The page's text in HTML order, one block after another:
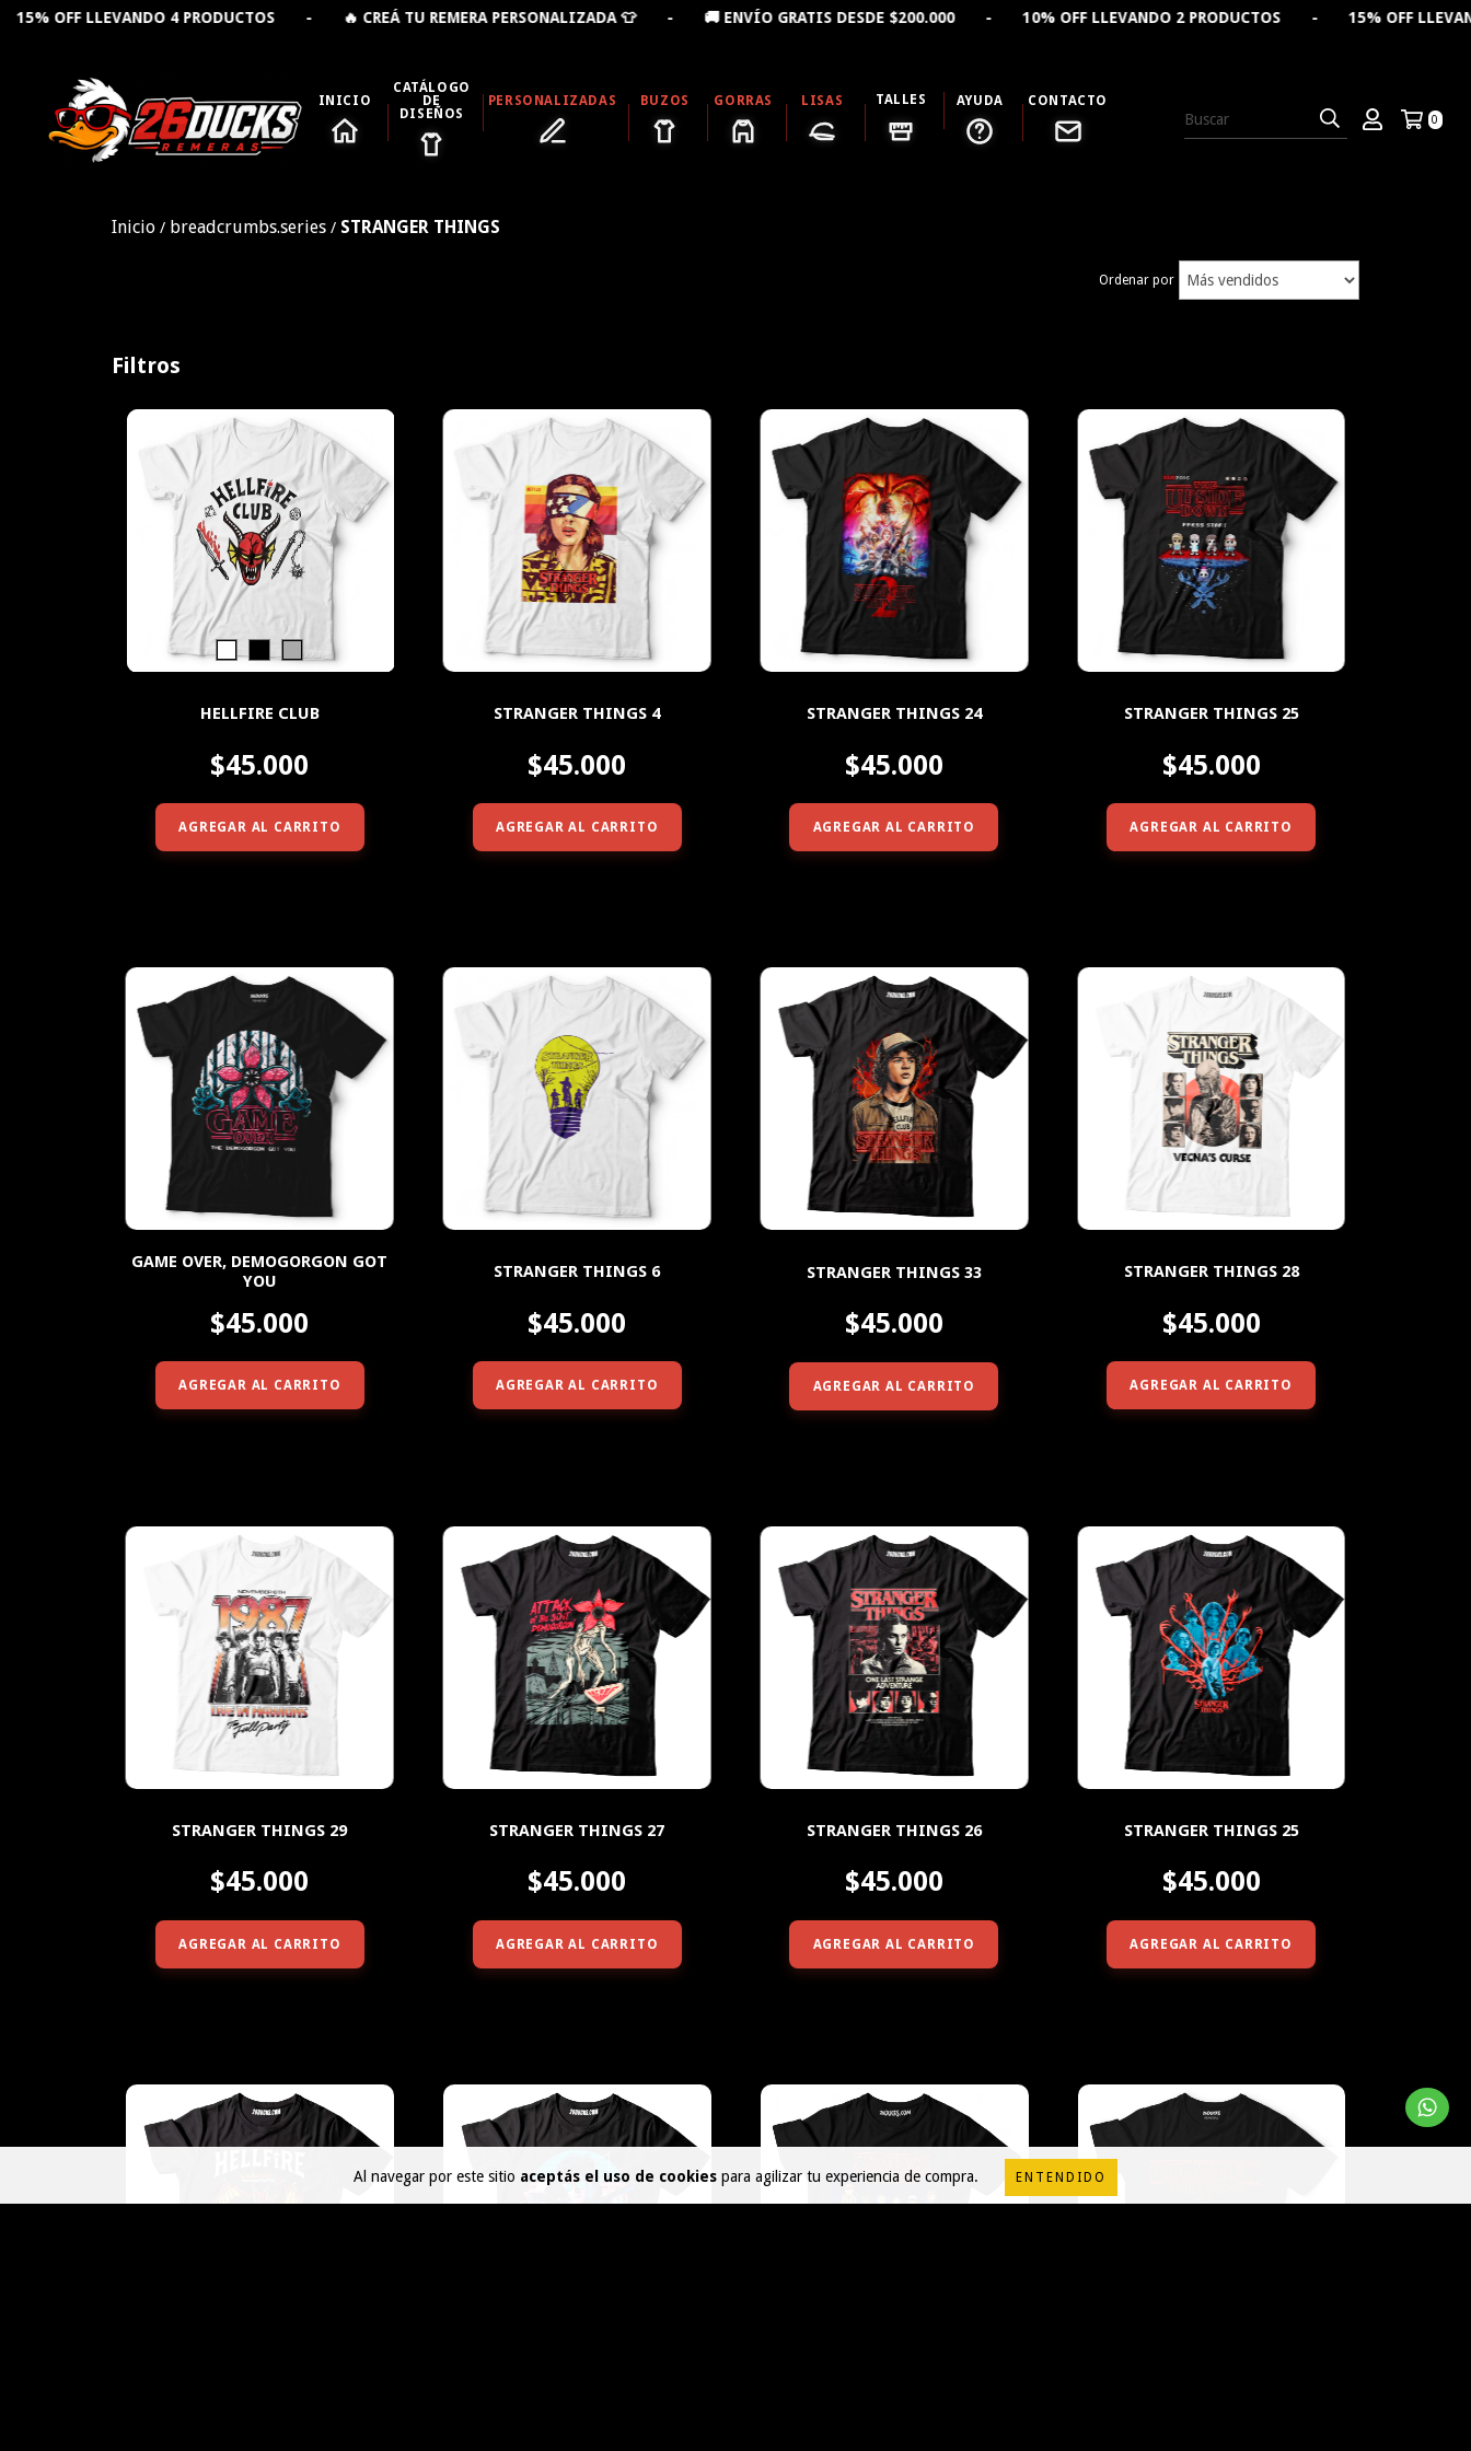
Al navegar por este sitio aceptás el uso de cookies para agilizar tu experiencia de compra. ENTENDIDO
4 PRODUCTOS - 🔥 CREÁ TU REMERA PERSONALIZADA 👕 - 🚚 ENVÍO GRATIS DESDE $200.000 - 10% OFF LLEVANDO 2 PRODUCTOS - 15% OFF LLEVANDO 4
INICIO
CATÁLOGO
DE
DISEÑOS
PERSONALIZADAS BUZOS GORRAS LISAS TALLES AYUDA CONTACTO
0
Inicio / breadcrumbs.series / STRANGER THINGS
Ordenar por
Filtros
HELLFIRE CLUB
$45.000
AGREGAR AL CARRITO
STRANGER THINGS 4
$45.000
AGREGAR AL CARRITO
STRANGER THINGS 24
$45.000
AGREGAR AL CARRITO
STRANGER THINGS 25
$45.000
AGREGAR AL CARRITO
GAME OVER, DEMOGORGON GOT
YOU
$45.000
AGREGAR AL CARRITO
STRANGER THINGS 6
$45.000
AGREGAR AL CARRITO
STRANGER THINGS 33
$45.000
AGREGAR AL CARRITO
STRANGER THINGS 28
$45.000
AGREGAR AL CARRITO
STRANGER THINGS 29
$45.000
AGREGAR AL CARRITO
STRANGER THINGS 27
$45.000
AGREGAR AL CARRITO
STRANGER THINGS 26
$45.000
AGREGAR AL CARRITO
STRANGER THINGS 25
$45.000
AGREGAR AL CARRITO